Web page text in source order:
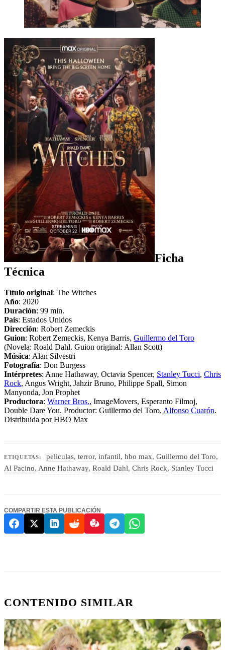
Ficha
Técnica
Título original: The Witches
Año: 2020
Duración: 99 min.
País: Estados Unidos
Dirección: Robert Zemeckis
Guion: Robert Zemeckis, Kenya Barris, Guillermo del Toro
(Novela: Roald Dahl. Guion original: Allan Scott)
Música: Alan Silvestri
Fotografía: Don Burgess
Intérpretes: Anne Hathaway, Octavia Spencer, Stanley Tucci, Chris
Rock, Angus Wright, Jahzir Bruno, Philippe Spall, Simon
Manyonda, Jon Prophet
Productora: Warner Bros., ImageMovers, Esperanto Filmoj,
Double Dare You. Productor: Guillermo del Toro, Alfonso Cuarón.
Distribuida por HBO Max
ETIQUETAS: peliculas, terror, infantil, hbo max, Guillermo del Toro,
Al Pacino, Anne Hathaway, Roald Dahl, Chris Rock, Stanley Tucci
COMPARTIR ESTA PUBLICACIÓN
CONTENIDO SIMILAR